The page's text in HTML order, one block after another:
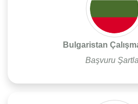
Bulgaristan
Başvuru